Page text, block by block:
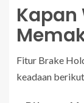
Kapan
Fitur Brake
keadaan